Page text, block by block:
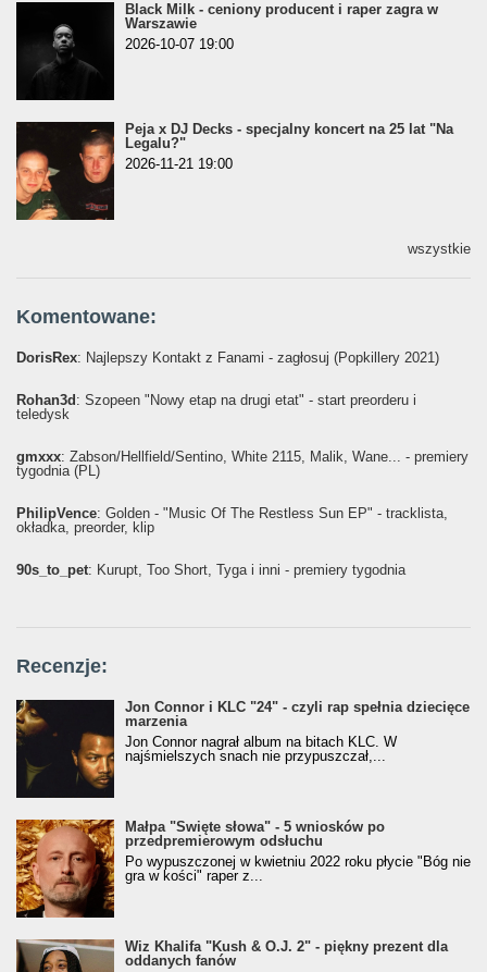
Black Milk - ceniony producent i raper zagra w
Warszawie
2026-10-07 19:00
Peja x DJ Decks - specjalny koncert na 25 lat "Na
Legalu?"
2026-11-21 19:00
wszystkie
Komentowane:
DorisRex: Najlepszy Kontakt z Fanami - zagłosuj (Popkillery 2021)
Rohan3d : Szopeen "Nowy etap na drugi etat" - start preorderu i
teledysk
gmxxx: Żabson/Hellfield/Sentino, White 2115, Malik, Wane... - premiery
tygodnia (PL)
PhilipVence: Golden - "Music Of The Restless Sun EP" - tracklista,
okładka, preorder, klip
90s_to_pet: Kurupt, Too Short, Tyga i inni - premiery tygodnia
Recenzje:
Jon Connor i KLC "24" - czyli rap spełnia dziecięce
marzenia
Jon Connor nagrał album na bitach KLC. W
najśmielszych snach nie przypuszczał,...
Małpa "Święte słowa" - 5 wniosków po
przedpremierowym odsłuchu
Po wypuszczonej w kwietniu 2022 roku płycie "Bóg nie
gra w kości" raper z...
Wiz Khalifa "Kush & O.J. 2" - piękny prezent dla
oddanych fanów